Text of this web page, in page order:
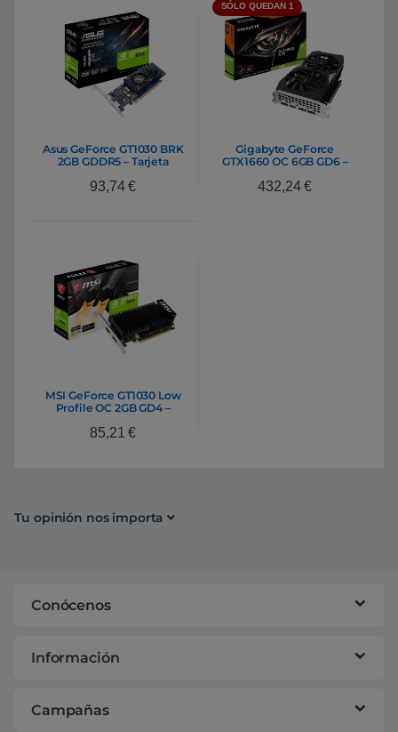
Asus GeForce GT1030 BRK
2GB GDDR5 – Tarjeta
93,74€
SÓLO QUEDAN 1
Gigabyte GeForce
GTX1660 OC 6GB GD6 –
432,24€
MSI GeForce GT1030 Low
Profile OC 2GB GD4 –
85,21€
Tu opinión nos importa
Conócenos
Información
Campañas